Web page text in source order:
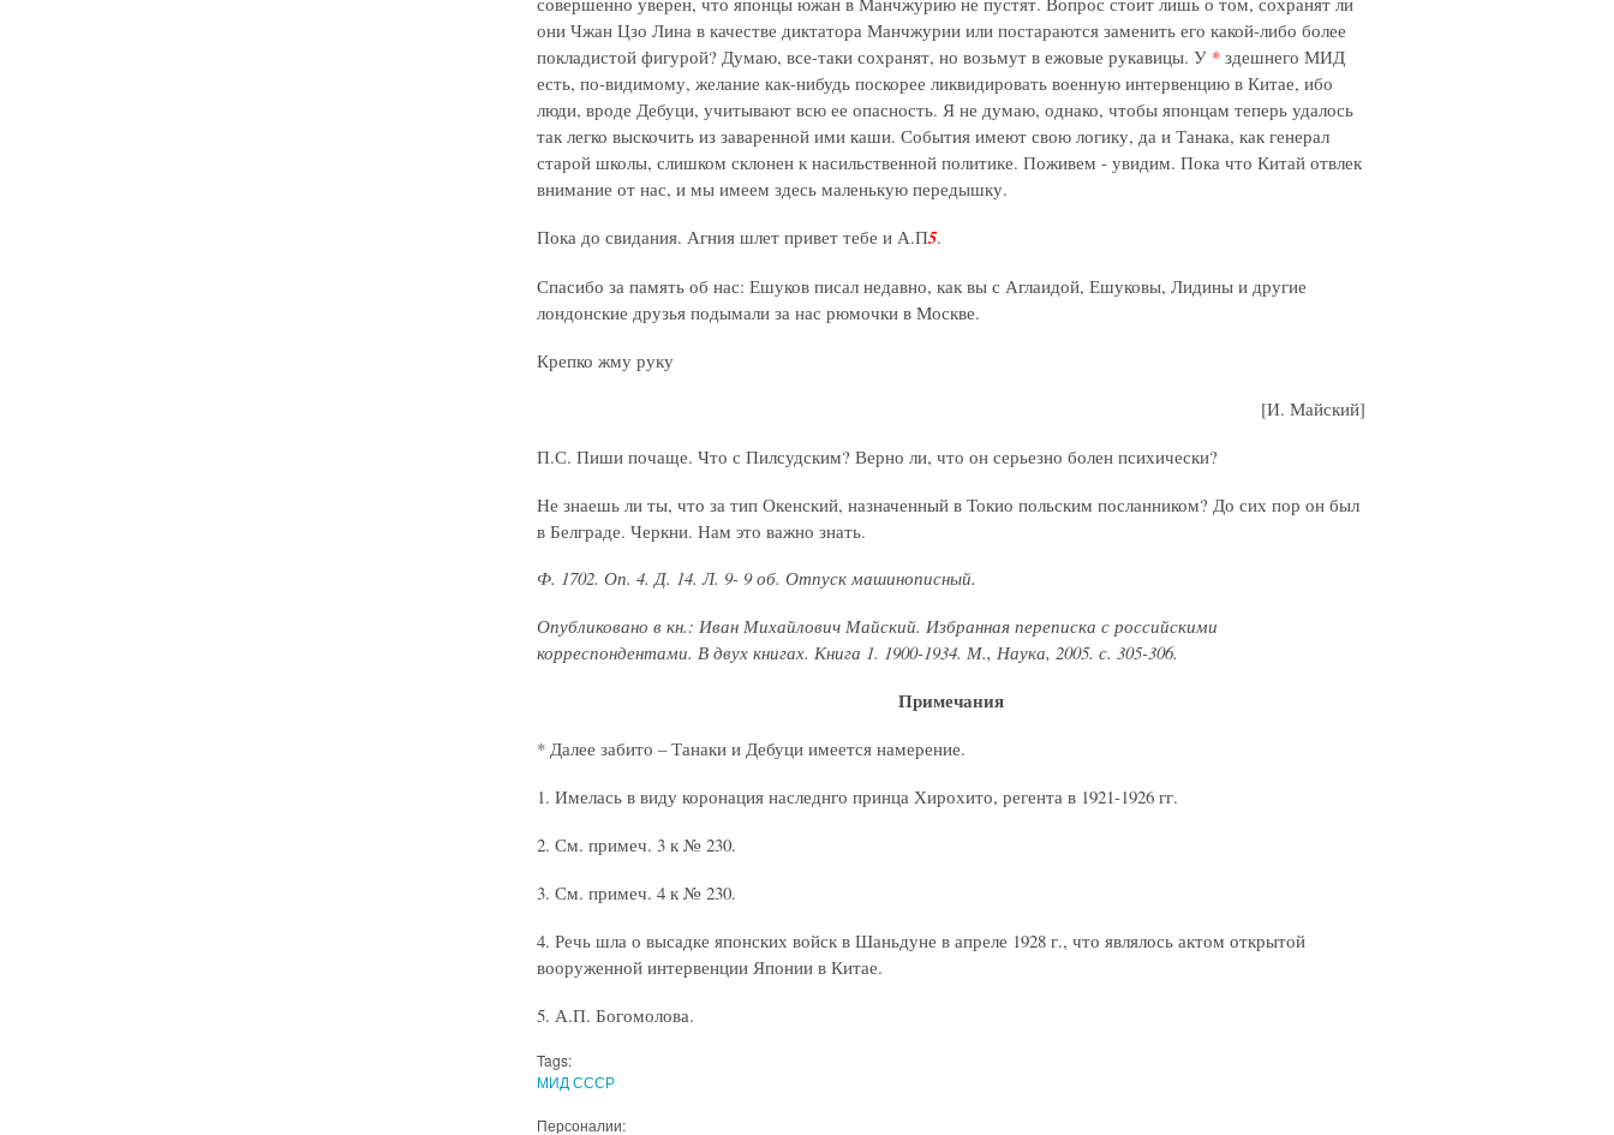
они Чжан Цзо Лина в качестве диктатора Манчжурии или постараются заменить его какой-либо более
покладистой фигурой? Думаю, все-таки сохранят, но возьмут в ежовые рукавицы. У * здешнего МИД
есть, по-видимому, желание как-нибудь поскорее ликвидировать военную интервенцию в Китае, ибо
люди, вроде Дебуци, учитывают всю ее опасность. Я не думаю, однако, чтобы японцам теперь удалось
так легко выскочить из заваренной ими каши. События имеют свою логику, да и Танака, как генерал
старой школы, слишком склонен к насильственной политике. Поживем - увидим. Пока что Китай отвлек
внимание от нас, и мы имеем здесь маленькую передышку.
Пока до свидания. Агния шлет привет тебе и А.П5.
Спасибо за память об нас: Ешуков писал недавно, как вы с Аглаидой, Ешуковы, Лидины и другие
лондонские друзья подымали за нас рюмочки в Москве.
Крепко жму руку
[И. Майский]
П.С. Пиши почаще. Что с Пилсудским? Верно ли, что он серьезно болен психически?
Не знаешь ли ты, что за тип Окенский, назначенный в Токио польским посланником? До сих пор он был
в Белграде. Черкни. Нам это важно знать.
Ф. 1702. Оп. 4. Д. 14. Л. 9- 9 об. Отпуск машинописный.
Опубликовано в кн.: Иван Михайлович Майский. Избранная переписка с российскими
корреспондентами. В двух книгах. Книга 1. 1900-1934. М., Наука, 2005. с. 305-306.
Примечания
* Далее забито – Танаки и Дебуци имеется намерение.
1. Имелась в виду коронация наследнго принца Хирохито, регента в 1921-1926 гг.
2. См. примеч. 3 к № 230.
3. См. примеч. 4 к № 230.
4. Речь шла о высадке японских войск в Шаньдуне в апреле 1928 г., что являлось актом открытой
вооруженной интервенции Японии в Китае.
5. А.П. Богомолова.
Tags:
МИД СССР
Персоналии: